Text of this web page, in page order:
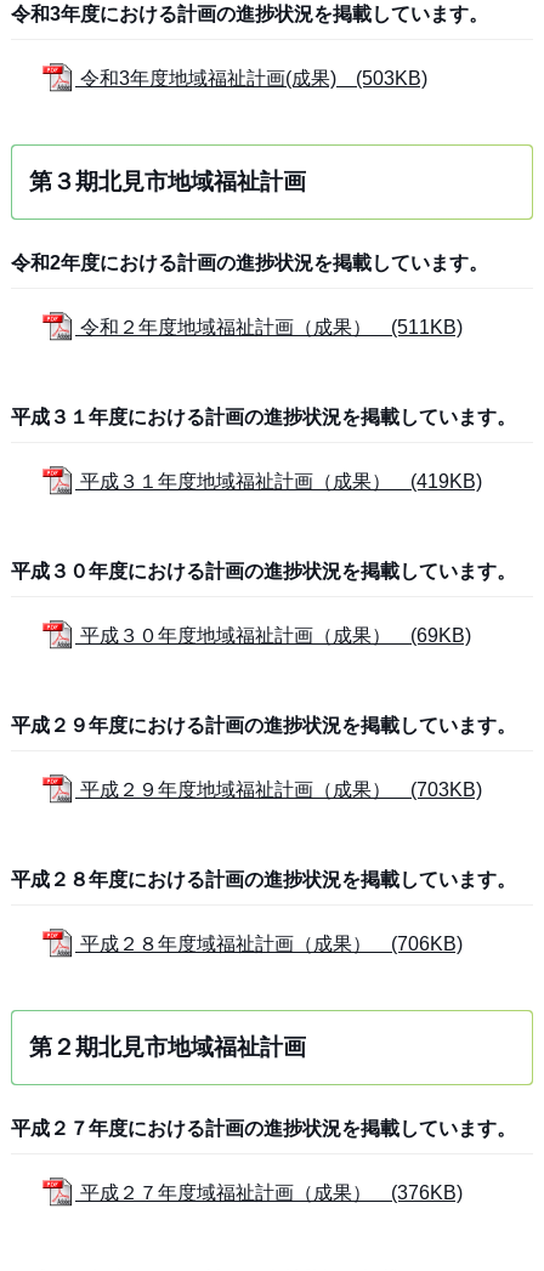
令和3年度における計画の進捗状況を掲載しています。
令和3年度地域福祉計画(成果) (503KB)
第３期北見市地域福祉計画
令和2年度における計画の進捗状況を掲載しています。
令和２年度地域福祉計画（成果） (511KB)
平成３１年度における計画の進捗状況を掲載しています。
平成３１年度地域福祉計画（成果） (419KB)
平成３０年度における計画の進捗状況を掲載しています。
平成３０年度地域福祉計画（成果） (69KB)
平成２９年度における計画の進捗状況を掲載しています。
平成２９年度地域福祉計画（成果） (703KB)
平成２８年度における計画の進捗状況を掲載しています。
平成２８年度域福祉計画（成果） (706KB)
第２期北見市地域福祉計画
平成２７年度における計画の進捗状況を掲載しています。
平成２７年度域福祉計画（成果） (376KB)